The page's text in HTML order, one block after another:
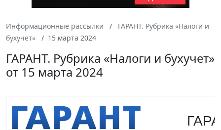
Информационные рассылки
ГАРАНТ. Рубрика «Налоги и
бухучет»
15 марта 2024
ГАРАНТ. Рубрика «Налоги и бухучет»
от 15 марта 2024